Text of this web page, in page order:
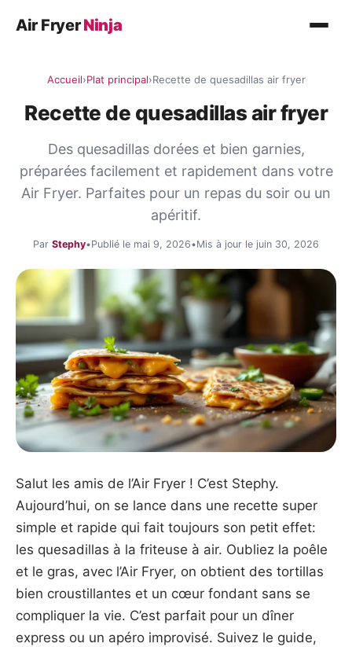
Air FryerNinja
Plat principal
Légumes
Poisson
Desserts
Accueil›Plat principal›Recette de quesadillas air fryer
Recette de quesadillas air fryer
Des quesadillas dorées et bien garnies,
préparées facilement et rapidement dans votre
Air Fryer. Parfaites pour un repas du soir ou un
apéritif.
Par Stephy•Publié le mai 9, 2026•Mis à jour le juin 30, 2026
Salut les amis de l’Air Fryer ! C’est Stephy.
Aujourd’hui, on se lance dans une recette super
simple et rapide qui fait toujours son petit effet:
les quesadillas à la friteuse à air. Oubliez la poêle
et le gras, avec l’Air Fryer, on obtient des tortillas
bien croustillantes et un cœur fondant sans se
compliquer la vie. C’est parfait pour un dîner
express ou un apéro improvisé. Suivez le guide,